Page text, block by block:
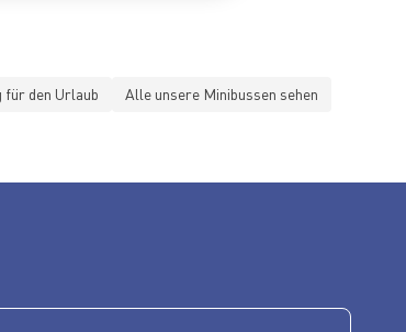
für den Urlaub Alle unsere Minibussen sehen